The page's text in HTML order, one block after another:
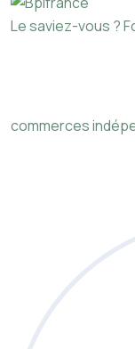
Le saviez-vous ?
commerces